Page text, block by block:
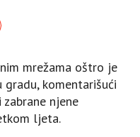
mrežama oštro je
komentarišući
njene
ljeta.